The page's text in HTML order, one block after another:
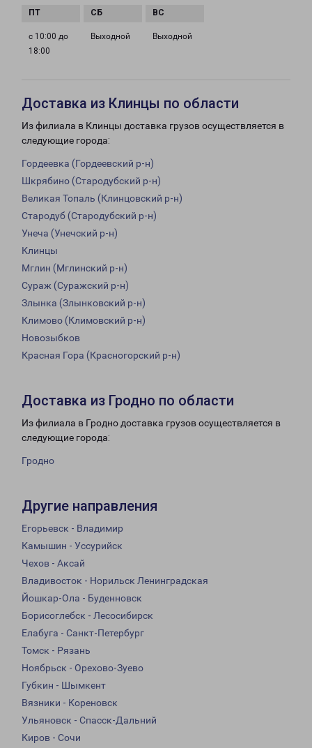
с 10:00 до
18:00
Выходной Выходной
Доставка из Клинцы по области
Из филиала в Клинцы доставка грузов осуществляется в
следующие города:
Гордеевка (Гордеевский р-н)
Шкрябино (Стародубский р-н)
Великая Топаль (Клинцовский р-н)
Стародуб (Стародубский р-н)
Унеча (Унечский р-н)
Клинцы
Мглин (Мглинский р-н)
Сураж (Суражский р-н)
Злынка (Злынковский р-н)
Климово (Климовский р-н)
Новозыбков
Красная Гора (Красногорский р-н)
Доставка из Гродно по области
Из филиала в Гродно доставка грузов осуществляется в
следующие города:
Гродно
Другие направления
Егорьевск - Владимир
Камышин - Уссурийск
Чехов - Аксай
Владивосток - Норильск Ленинградская
Йошкар-Ола - Буденновск
Борисоглебск - Лесосибирск
Елабуга - Санкт-Петербург
Томск - Рязань
Ноябрьск - Орехово-Зуево
Губкин - Шымкент
Вязники - Кореновск
Ульяновск - Спасск-Дальний
Киров - Сочи